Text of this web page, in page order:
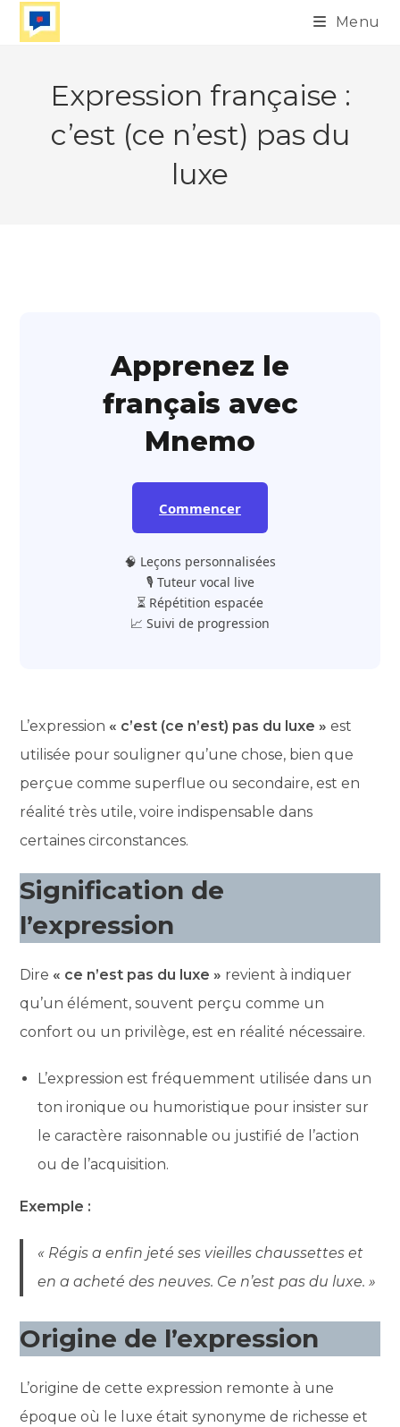
Skip
Menu
Expression française :
c’est (ce n’est) pas du
luxe
Apprenez le
français avec
Mnemo
Commencer
🧠 Leçons personnalisées
🎙️ Tuteur vocal live
⏳ Répétition espacée
📈 Suivi de progression
L’expression « c’est (ce n’est) pas du luxe » est
utilisée pour souligner qu’une chose, bien que
perçue comme superflue ou secondaire, est en
réalité très utile, voire indispensable dans
certaines circonstances.
Signification de
l’expression
Dire « ce n’est pas du luxe » revient à indiquer
qu’un élément, souvent perçu comme un
confort ou un privilège, est en réalité nécessaire.
L’expression est fréquemment utilisée dans un
ton ironique ou humoristique pour insister sur
le caractère raisonnable ou justifié de l’action
ou de l’acquisition.
Exemple :
« Régis a enfin jeté ses vieilles chaussettes et
en a acheté des neuves. Ce n’est pas du luxe. »
Origine de l’expression
L’origine de cette expression remonte à une
époque où le luxe était synonyme de richesse et